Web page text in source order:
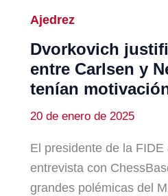
Ajedrez
Dvorkovich
entre Carlsen y
tenían
20 de enero de 2025
El presidente de la
entrevista con
grandes polémicas del